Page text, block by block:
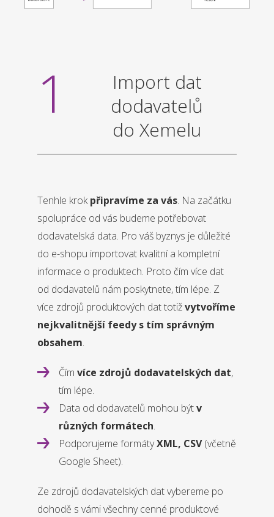
1
Import dat
dodavatelů
do Xemelu
Tenhle krokpřipravíme za vás. Na začátku
spolupráce od vás budeme potřebovat
dodavatelská data. Pro váš byznys je důležité
do e-shopu importovat kvalitní a kompletní
informace o produktech. Proto čím více dat
od dodavatelů nám poskytnete, tím lépe. Z
více zdrojů produktových dat totižvytvoříme
nejkvalitnější feedy s tím správným
obsahem.
Čím více zdrojů dodavatelských dat,
tím lépe.
Data od dodavatelů mohou býtv
různých formátech.
Podporujeme formátyXML, CSV(včetně
Google Sheet).
Ze zdrojů dodavatelských dat vybereme po
dohodě s vámi všechny cenné produktové